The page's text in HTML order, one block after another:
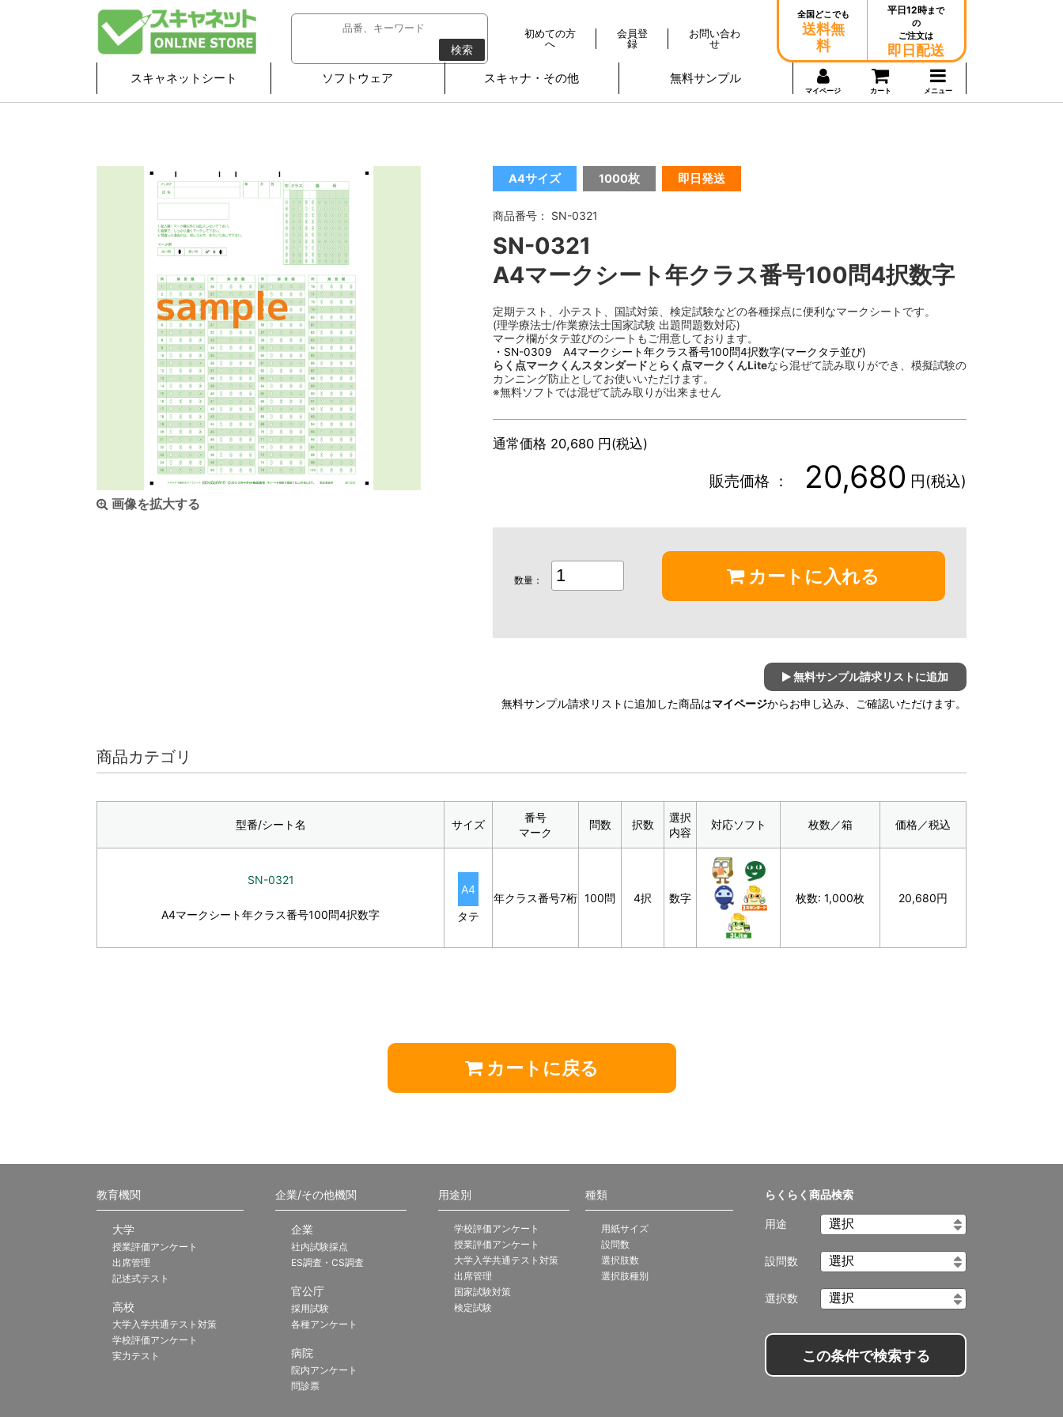
検索
初めての方
へ
会員登
録
お問い合わ
せ
全国どこでも
送料無
料
平日12時まで
の
ご注文は
即日配送
スキャネットシート ソフトウェア スキャナ・その他 無料サンプル
マイページ カート メニュー
画像を拡大する
A4サイズ 1000枚 即日発送
商品番号： SN-0321
SN-0321
A4マークシート年クラス番号100問4択数字
定期テスト、小テスト、国試対策、検定試験などの各種採点に便利なマークシートです。
(理学療法士/作業療法士国家試験 出題問題数対応)
マーク欄がタテ並びのシートもご用意しております。
・SN-0309 A4マークシート年クラス番号100問4択数字(マークタテ並び)
らく点マークくんスタンダードと らく点マークくんLiteなら混ぜて読み取りができ、模擬試験の
カンニング防止としてお使いいただけます。
※無料ソフトでは混ぜて読み取りが出来ません
通常価格 20,680 円(税込)
販売価格 ： 20,680 円(税込)
数量： カートに入れる
無料サンプル請求リストに追加
無料サンプル請求リストに追加した商品はマイページからお申し込み、ご確認いただけます。
商品カテゴリ
型番/シート名 サイズ
番号
マーク
問数 択数
選択
内容
対応ソフト 枚数／箱 価格／税込
SN-0321
A4マークシート年クラス番号100問4択数字
A4
タテ
年クラス番号7桁 100問 4択 数字 枚数: 1,000枚 20,680円
カートに戻る
らくらく商品検索
用途
設問数
選択数
この条件で検索する
教育機関
大学
授業評価アンケート
出席管理
記述式テスト
高校
大学入学共通テスト対策
学校評価アンケート
実力テスト
企業/その他機関
企業
社内試験採点
ES調査・CS調査
官公庁
採用試験
各種アンケート
病院
院内アンケート
問診票
用途別
学校評価アンケート
授業評価アンケート
大学入学共通テスト対策
出席管理
国家試験対策
検定試験
種類
用紙サイズ
設問数
選択肢数
選択肢種別